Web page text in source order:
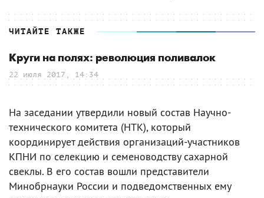
ЧИТАЙТЕ ТАКЖЕ
Круги на полях: революция поливалок
22 июля 2017, 14:34
На заседании утвердили новый состав Научно-
технического комитета (НТК), который
координирует действия организаций-участников
КПНИ по селекцию и семеноводству сахарной
свеклы. В его состав вошли представители
Минобрнауки России и подведомственных ему